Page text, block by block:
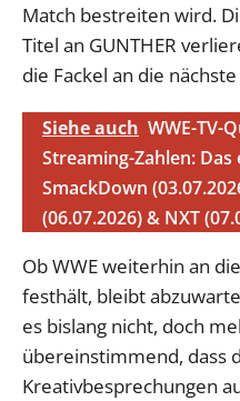
Match bestreiten wird.
Titel an GUNTHER
die Fackel an die
Siehe auch WWE-TV-
Streaming-Zahlen:
SmackDown
(06.07.2026) & NXT
Ob WWE weiterhin an
festhält, bleibt
es bislang nicht, doch
übereinstimmend, dass
Kreativbesprechungen